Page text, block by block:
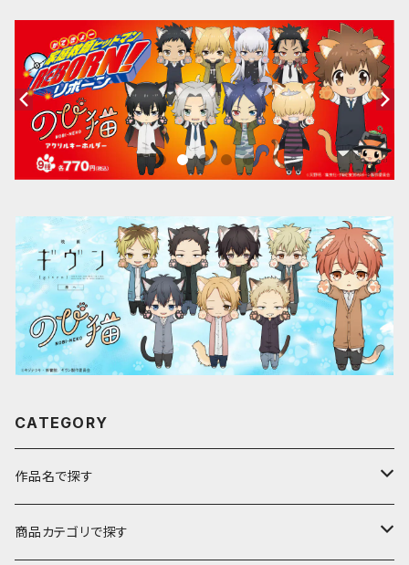
CATEGORY
作品名で探す
ア行
商品カテゴリで探す